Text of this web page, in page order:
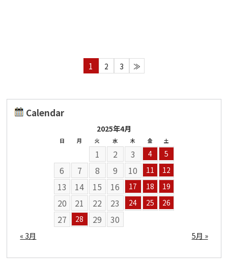
1 2 3 ≫
Calendar
2025年4月
日 月 火 水 木 金 土
1 2 3 4 5
6 7 8 9 10 11 12
13 14 15 16 17 18 19
20 21 22 23 24 25 26
27 28 29 30
« 3月 5月 »